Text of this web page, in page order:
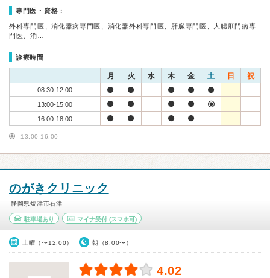
専門医・資格：
外科専門医、消化器病専門医、消化器外科専門医、肝臓専門医、大腸肛門病専
門医、消…
診療時間
月 火 水 木 金 土 日 祝
08:30-12:00
13:00-15:00
16:00-18:00
13:00-16:00
のがきクリニック
静岡県焼津市石津
駐車場あり マイナ受付(スマホ可)
土曜（〜12:00） 朝（8:00〜）
4.02